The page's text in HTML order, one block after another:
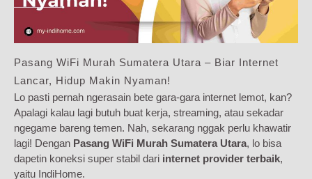
Pasang WiFi Murah Sumatera Utara – Biar Internet
Lancar, Hidup Makin Nyaman!
Lo pasti pernah ngerasain bete gara-gara internet lemot, kan?
Apalagi kalau lagi butuh buat kerja, streaming, atau sekadar
ngegame bareng temen. Nah, sekarang nggak perlu khawatir
lagi! Dengan Pasang WiFi Murah Sumatera Utara, lo bisa
dapetin koneksi super stabil dari internet provider terbaik,
yaitu IndiHome.